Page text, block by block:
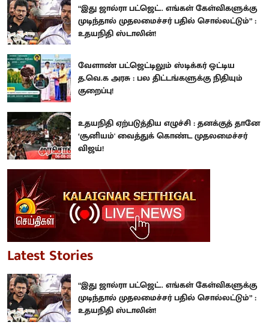
“இது ஜால்ரா பட்ஜெட்.. எங்கள் கேள்விகளுக்கு
முடிந்தால் முதலமைச்சர் பதில் சொல்லட்டும்” :
உதயநிதி ஸ்டாலின்!
வேளாண் பட்ஜெட்டிலும் ஸ்டிக்கர் ஒட்டிய
த.வெ.க அரசு : பல திட்டங்களுக்கு நிதியும்
குறைப்பு!
உதயநிதி ஏற்படுத்திய எழுச்சி : தனக்குத் தானே
‘சூனியம்' வைத்துக் கொண்ட முதலமைச்சர்
விஜய்!
Latest Stories
“இது ஜால்ரா பட்ஜெட்.. எங்கள் கேள்விகளுக்கு
முடிந்தால் முதலமைச்சர் பதில் சொல்லட்டும்” :
உதயநிதி ஸ்டாலின்!